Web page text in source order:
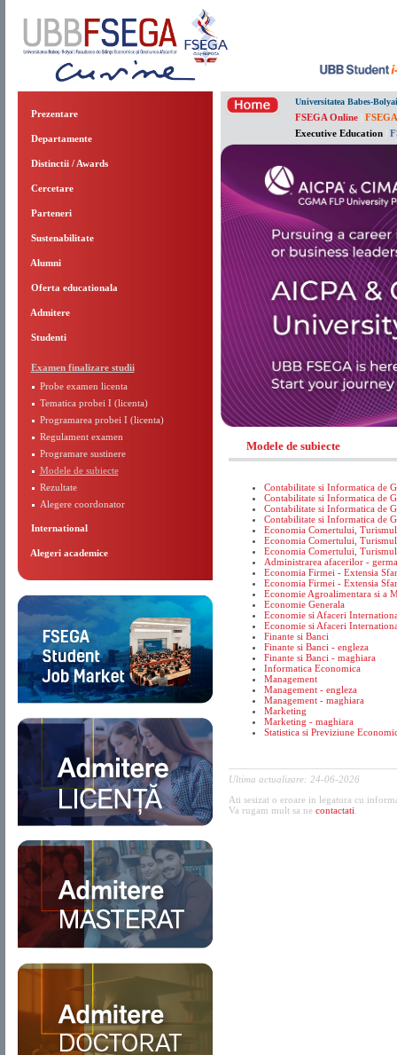
Prezentare
Departamente
Distinctii / Awards
Cercetare
Parteneri
Sustenabilitate
Alumni
Oferta educationala
Admitere
Studenti
Examen finalizare studii
Probe examen licenta
Tematica probei I (licenta)
Programarea probei I (licenta)
Regulament examen
Programare sustinere
Modele de subiecte
Rezultate
Alegere coordonator
International
Alegeri academice
Universitatea Babes-Bolyai
FSEGA Online
Executive Education
Modele de subiecte
Contabilitate si Informatica de
Contabilitate si Informatica de
Contabilitate si Informatica de
Contabilitate si Informatica de
Economia Comertului,
Economia Comertului,
Economia Comertului,
Administrarea afacerilor -
Economia Firmei - Extensia
Economia Firmei - Extensia
Economie Agroalimentara si a
Economie Generala
Economie si Afaceri
Economie si Afaceri
Finante si Banci
Finante si Banci - engleza
Finante si Banci - maghiara
Informatica Economica
Management
Management - engleza
Management - maghiara
Marketing
Marketing - maghiara
Statistica si Previziune
Ultima actualizare: 24-06-2026
Ati sesizat o eroare in legatura cu
Va rugam mult sa ne contactati